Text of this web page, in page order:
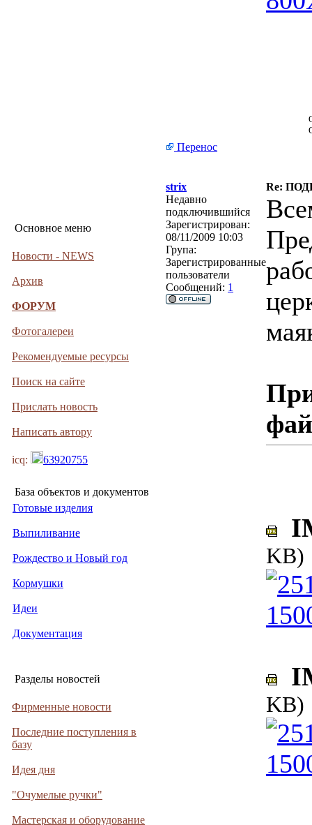
Основное меню
Новости - NEWS
Архив
ФОРУМ
Фотогалереи
Рекомендуемые ресурсы
Поиск на сайте
Прислать новость
Написать автору
icq: 63920755
База объектов и документов
Готовые изделия
Выпиливание
Рождество и Новый год
Кормушки
Идеи
Документация
Разделы новостей
Фирменные новости
Последние поступления в
базу
Идея дня
"Очумелые ручки"
Мастерская и оборудование
Перенос
strix
Re:
Недавно
подключившийся
Зарегистрирован:
08/11/2009 10:03
Група:
Зарегистрированные
пользователи
Сообщений: 1
KB)
KB)